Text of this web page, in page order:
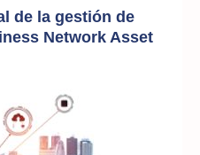
de la gestión de
Network Asset